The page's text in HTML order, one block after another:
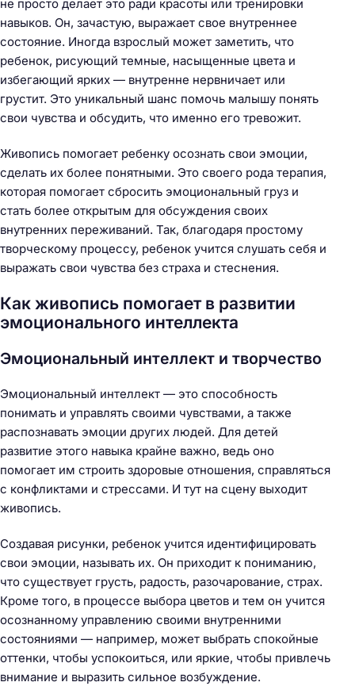
не просто делает это ради красоты или тренировки
навыков. Он, зачастую, выражает свое внутреннее
состояние. Иногда взрослый может заметить, что
ребенок, рисующий темные, насыщенные цвета и
избегающий ярких — внутренне нервничает или
грустит. Это уникальный шанс помочь малышу понять
свои чувства и обсудить, что именно его тревожит.
Живопись помогает ребенку осознать свои эмоции,
сделать их более понятными. Это своего рода терапия,
которая помогает сбросить эмоциональный груз и
стать более открытым для обсуждения своих
внутренних переживаний. Так, благодаря простому
творческому процессу, ребенок учится слушать себя и
выражать свои чувства без страха и стеснения.
Как живопись помогает в развитии
эмоционального интеллекта
Эмоциональный интеллект и творчество
Эмоциональный интеллект — это способность
понимать и управлять своими чувствами, а также
распознавать эмоции других людей. Для детей
развитие этого навыка крайне важно, ведь оно
помогает им строить здоровые отношения, справляться
с конфликтами и стрессами. И тут на сцену выходит
живопись.
Создавая рисунки, ребенок учится идентифицировать
свои эмоции, называть их. Он приходит к пониманию,
что существует грусть, радость, разочарование, страх.
Кроме того, в процессе выбора цветов и тем он учится
осознанному управлению своими внутренними
состояниями — например, может выбрать спокойные
оттенки, чтобы успокоиться, или яркие, чтобы привлечь
внимание и выразить сильное возбуждение.